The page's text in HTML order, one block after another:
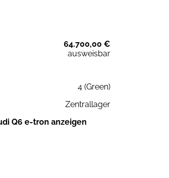
64.700,00 €
ausweisbar
4 (Green)
Zentrallager
Q6 e-tron anzeigen